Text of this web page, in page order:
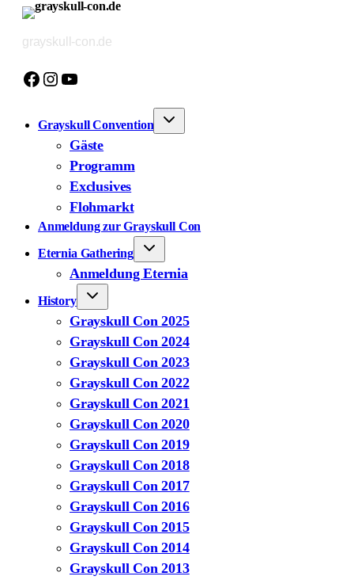
Zum
springen
grayskull-con.de
Facebook
Instagram
YouTube
Grayskull Convention
Gäste
Programm
Exclusives
Flohmarkt
Anmeldung zur Grayskull Con
Eternia Gathering
Anmeldung Eternia
History
Grayskull Con 2025
Grayskull Con 2024
Grayskull Con 2023
Grayskull Con 2022
Grayskull Con 2021
Grayskull Con 2020
Grayskull Con 2019
Grayskull Con 2018
Grayskull Con 2017
Grayskull Con 2016
Grayskull Con 2015
Grayskull Con 2014
Grayskull Con 2013